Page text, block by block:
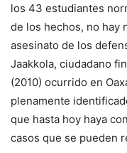
los 43 estudiantes
de los hechos, no hay
asesinato de los
Jaakkola, ciudadano
(2010) ocurrido en
plenamente
que hasta hoy haya
casos que se pueden